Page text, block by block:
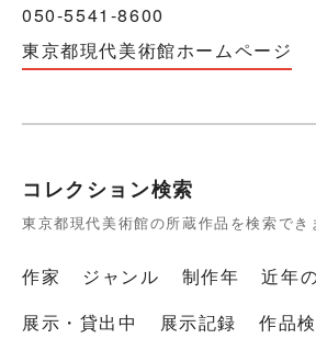
050-5541-8600
東京都現代美術館ホームページ
コレクション検索
東京都現代美術館の所蔵作品を検索でき
作家 ジャンル 制作年
近年
展示・貸出中
展示記録 作品